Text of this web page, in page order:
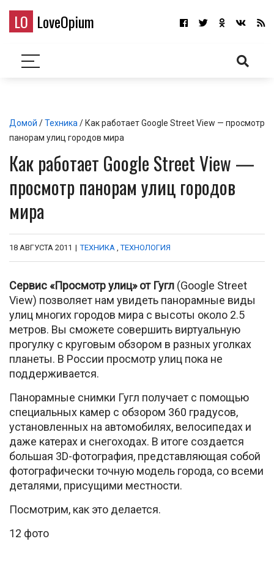
LO LoveOpium
Домой /Техника / Как работает Google Street View — просмотр
панорам улиц городов мира
Как работает Google Street View —
просмотр панорам улиц городов
мира
18 АВГУСТА 2011 | ТЕХНИКА ,ТЕХНОЛОГИЯ
Сервис «Просмотр улиц» от Гугл (Google Street
View) позволяет нам увидеть панорамные виды
улиц многих городов мира с высоты около 2.5
метров. Вы сможете совершить виртуальную
прогулку с круговым обзором в разных уголках
планеты. В России просмотр улиц пока не
поддерживается.
Панорамные снимки Гугл получает с помощью
специальных камер с обзором 360 градусов,
установленных на автомобилях, велосипедах и
даже катерах и снегоходах. В итоге создается
большая 3D-фотография, представляющая собой
фотографически точную модель города, со всеми
деталями, присущими местности.
Посмотрим, как это делается.
12 фото